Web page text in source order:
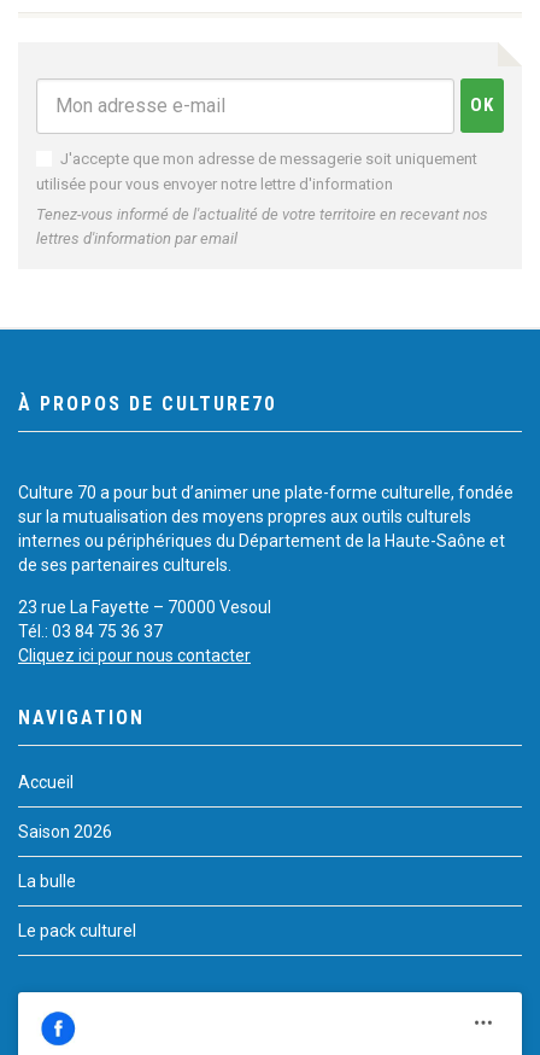
J'accepte que mon adresse de messagerie soit uniquement
utilisée pour vous envoyer notre lettre d'information
Tenez-vous informé de l'actualité de votre territoire en recevant nos
lettres d'information par email
À PROPOS DE CULTURE70
Culture 70 a pour but d’animer une plate-forme culturelle, fondée
sur la mutualisation des moyens propres aux outils culturels
internes ou périphériques du Département de la Haute-Saône et
de ses partenaires culturels.
23 rue La Fayette – 70000 Vesoul
Tél.: 03 84 75 36 37
Cliquez ici pour nous contacter
NAVIGATION
Accueil
Saison 2026
La bulle
Le pack culturel